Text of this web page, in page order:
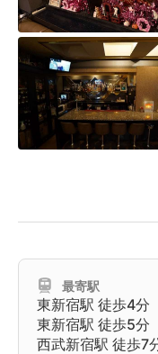
最寄駅
東新宿駅 徒歩4分
東新宿駅 徒歩5分
西武新宿駅 徒歩7